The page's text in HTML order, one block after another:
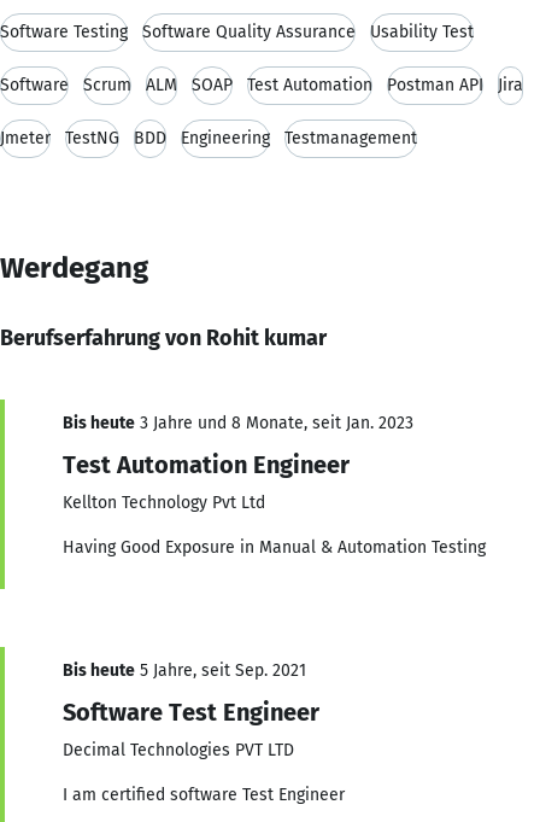
Software Testing Software Quality Assurance Usability Test
Software Scrum ALM SOAP Test Automation Postman API Jira
Jmeter TestNG BDD Engineering Testmanagement
Werdegang
Berufserfahrung von Rohit kumar
Bis heute 3 Jahre und 8 Monate, seit Jan. 2023
Test Automation Engineer
Kellton Technology Pvt Ltd
Having Good Exposure in Manual & Automation Testing
Bis heute 5 Jahre, seit Sep. 2021
Software Test Engineer
Decimal Technologies PVT LTD
I am certified software Test Engineer